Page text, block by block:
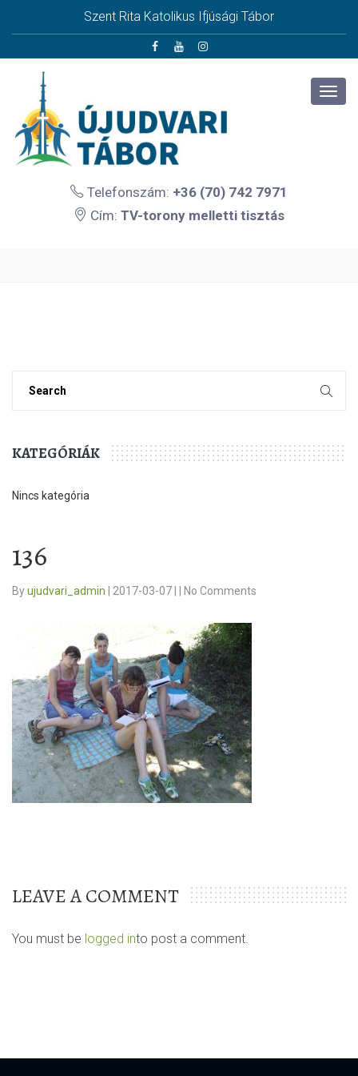
Szent Rita Katolikus Ifjúsági Tábor
Telefonszám: +36 (70) 742 7971
Cím: TV-torony melletti tisztás
KATEGÓRIÁK
Nincs kategória
136
Byujudvari_admin 2017-03-07 No Comments
LEAVE A COMMENT
You must be logged into post a comment.